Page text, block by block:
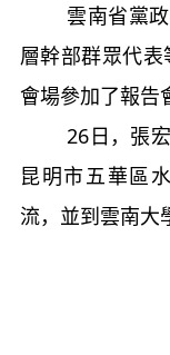
雲南省黨政
層幹部群眾代
會場參加了報告
26日，張宏
昆明市五華區
流，並到雲南大